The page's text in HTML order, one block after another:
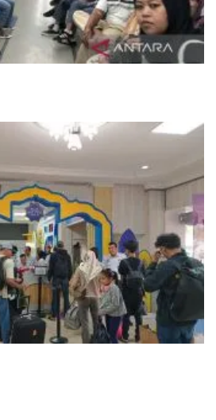
Sumsel terlayani pada H+1
39.678 penumpang pada